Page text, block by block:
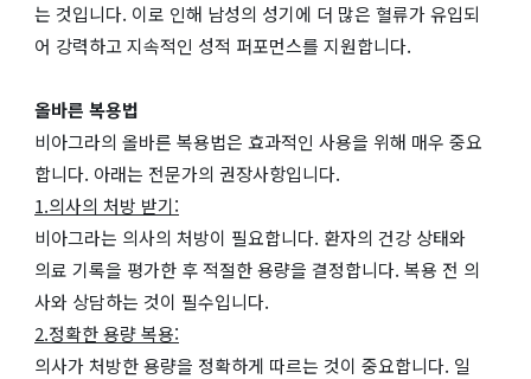
는 것입니다. 이로 인해 남성의 성기에 더 많은 혈류가 유입되
어 강력하고 지속적인 성적 퍼포먼스를 지원합니다.
올바른 복용법
비아그라의 올바른 복용법은 효과적인 사용을 위해 매우 중요
합니다. 아래는 전문가의 권장사항입니다.
1.의사의 처방 받기:
비아그라는 의사의 처방이 필요합니다. 환자의 건강 상태와
의료 기록을 평가한 후 적절한 용량을 결정합니다. 복용 전 의
사와 상담하는 것이 필수입니다.
2.정확한 용량 복용:
의사가 처방한 용량을 정확하게 따르는 것이 중요합니다. 일